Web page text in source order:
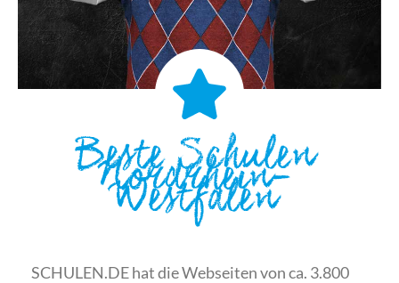
Beste Schulen
Nordrhein-
Westfalen
SCHULEN.DE hat die Webseiten von ca. 3.800